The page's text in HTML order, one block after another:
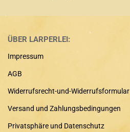
ÜBER LARPERLEI:
Impressum
AGB
Widerrufsrecht-und-Widerrufsformular
Versand und Zahlungsbedingungen
Privatsphäre und Datenschutz